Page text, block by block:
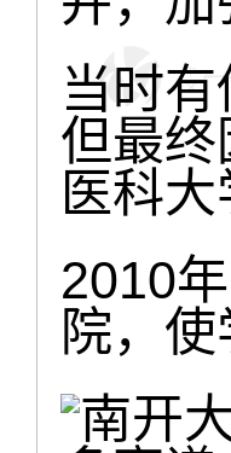
当时
但最
医科
2010
院，